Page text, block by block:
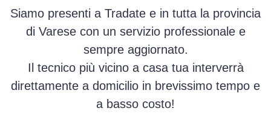
Siamo presenti a Tradate e in tutta la provincia
di Varese con un servizio professionale e
sempre aggiornato.
Il tecnico più vicino a casa tua interverrà
direttamente a domicilio in brevissimo tempo e
a basso costo!